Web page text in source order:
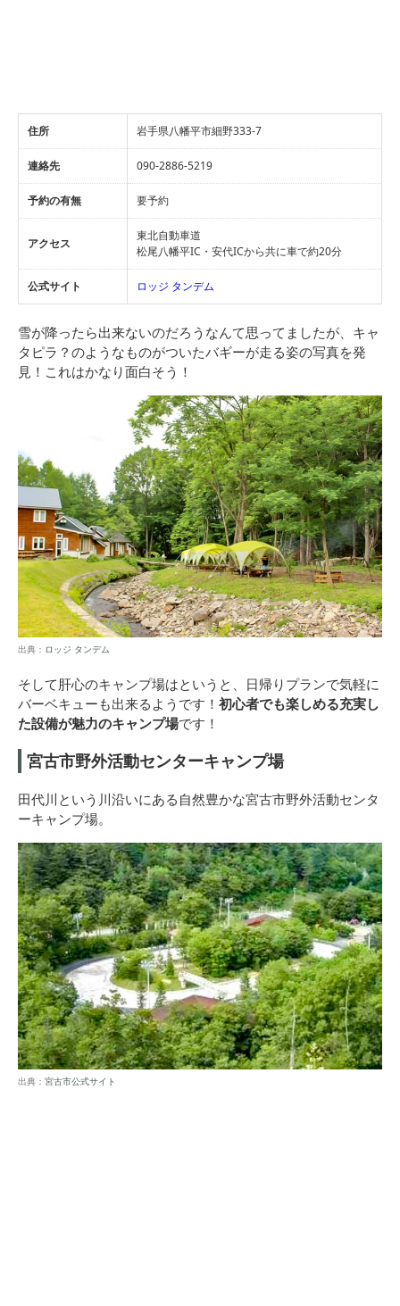
住所 岩手県八幡平市細野333-7
連絡先 090-2886-5219
予約の有無 要予約
アクセス
東北自動車道
松尾八幡平IC・安代ICから共に車で約20分
公式サイト ロッジ タンデム
雪が降ったら出来ないのだろうなんて思ってましたが、キャ
タピラ？のようなものがついたバギーが走る姿の写真を発
見！これはかなり面白そう！
出典： ロッジ タンデム
そして肝心のキャンプ場はというと、日帰りプランで気軽に
バーベキューも出来るようです！ 初心者でも楽しめる充実し
た設備が魅力のキャンプ場です！
宮古市野外活動センターキャンプ場
田代川という川沿いにある自然豊かな宮古市野外活動センタ
ーキャンプ場。
出典： 宮古市公式サイト